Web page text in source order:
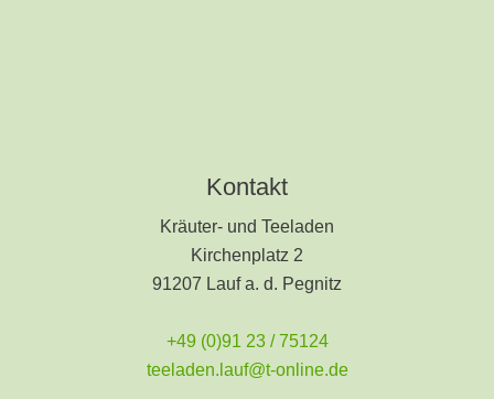
Kontakt
Kräuter- und Teeladen
Kirchenplatz 2
91207 Lauf a. d. Pegnitz
+49 (0)91 23 / 75124
teeladen.lauf@t-online.de